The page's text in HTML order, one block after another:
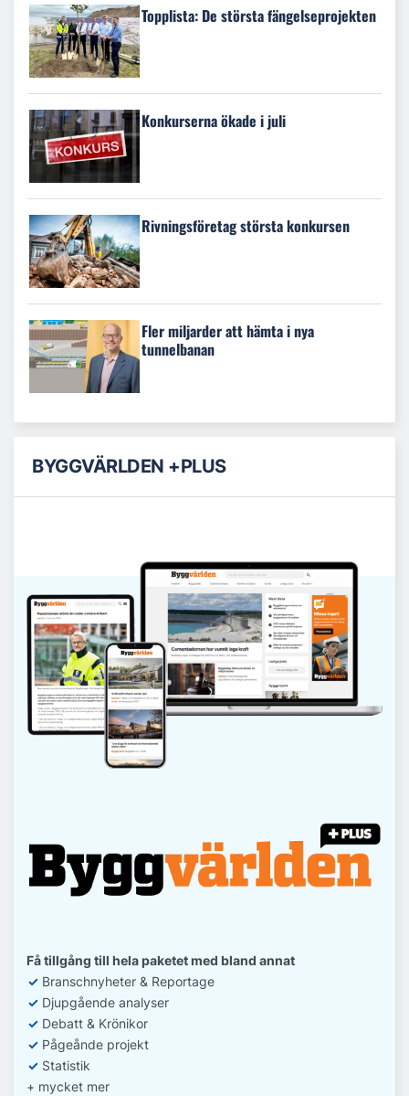
Topplista: De största fängelseprojekten
Konkurserna ökade i juli
Rivningsföretag största konkursen
Fler miljarder att hämta i nya
tunnelbanan
BYGGVÄRLDEN +PLUS
Få tillgång till hela paketet med bland annat
✓ Branschnyheter & Reportage
✓ Djupgående analyser
✓ Debatt & Krönikor
✓ Pågeånde projekt
✓ Statistik
+ mycket mer